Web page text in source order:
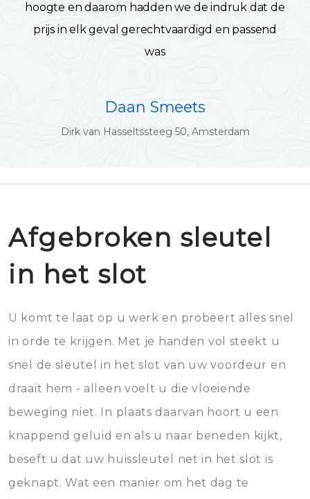
hoogte en daarom hadden we de indruk dat de
prijs in elk geval gerechtvaardigd en passend
was
Daan Smeets
Dirk van Hasseltssteeg 50, Amsterdam
Afgebroken sleutel
in het slot
U komt te laat op u werk en probeert alles snel
in orde te krijgen. Met je handen vol steekt u
snel de sleutel in het slot van uw voordeur en
draait hem - alleen voelt u die vloeiende
beweging niet. In plaats daarvan hoort u een
knappend geluid en als u naar beneden kijkt,
beseft u dat uw huissleutel net in het slot is
geknapt. Wat een manier om het dag te